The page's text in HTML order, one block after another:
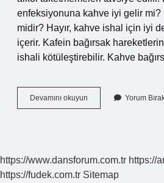
enfeksiyonuna kahve iyi gelir
midir? Hayır, kahve ishal için iyi
içerir. Kafein bağırsak
ishali kötüleştirebilir. Kahve
Devamını okuyun
Kahvesi
Yorum
https://www.dansforum.com.tr https://
https://fudek.com.tr Sitemap